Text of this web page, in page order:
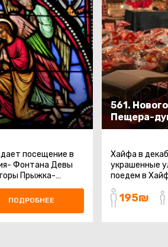
посещение в
Фонтана Девы
Прыжка-
города.
колония,
ПОДРОБНЕЕ
561.
Пещера-
Хайфа в
украшенные
поедем в
195₪